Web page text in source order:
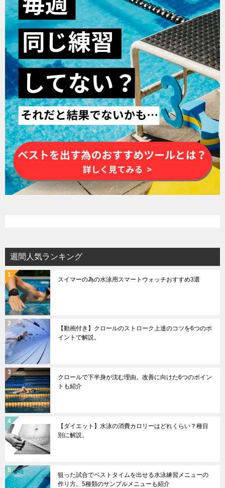
週間人気ランキング
スイマーの為の水泳用スマートウォッチおすすめ3選
【動画付き】クロールのストローク上達のコツを6つのポ
イントで解説。
クロールで下半身が沈む理由。改善に向けた6つのポイン
トも紹介
【ダイエット】水泳の消費カロリーはどれくらい？種目
別に解説。
狙った試合でベストタイムを出せる水泳練習メニューの
作り方。5種類のサンプルメニューも紹介